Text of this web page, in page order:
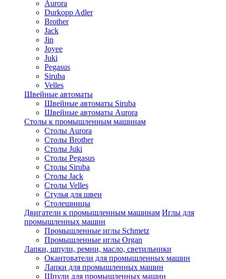
Aurora
Durkopp Adler
Brother
Jack
Jin
Joyee
Juki
Pegasus
Siruba
Velles
Швейные автоматы
Швейные автоматы Siruba
Швейные автоматы Aurora
Столы к промышленным машинам
Столы Aurora
Столы Brother
Столы Juki
Столы Pegasus
Столы Siruba
Столы Jack
Столы Velles
Стулья для швеи
Столешницы
Двигатели к промышленным машинам Иглы для
промышленных машин
Промышленные иглы Schmetz
Промышленные иглы Organ
Лапки, шпули, ремни, масло, светильники
Окантователи для промышленных машин
Лапки для промышленных машин
Шпули для промышленных машин